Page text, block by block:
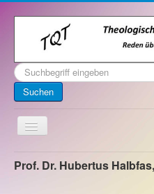
Suchen
...
Suchen
Toggle
Navigation
Startseite
Prof. Dr. Hubertus